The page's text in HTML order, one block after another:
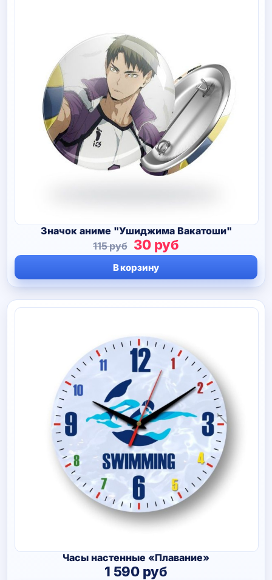
Значок аниме "Ушиджима Вакатоши"
115руб Первоначальная
цена
составляла
115 руб.
30 рубТекущая
цена:
30 руб.
В корзину
Часы настенные «Плавание»
1 590 руб